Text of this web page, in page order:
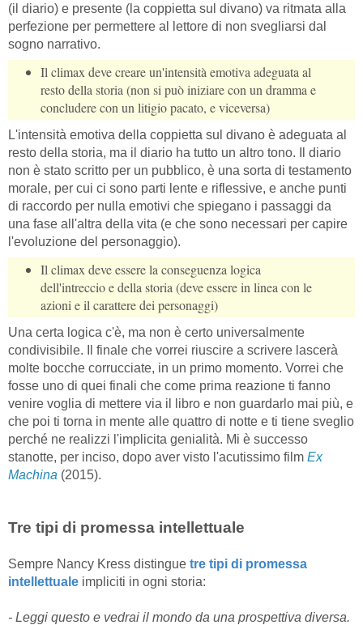
(il diario) e presente (la coppietta sul divano) va ritmata alla
perfezione per permettere al lettore di non svegliarsi dal
sogno narrativo.
Il climax deve creare un'intensità emotiva adeguata al
resto della storia (non si può iniziare con un dramma e
concludere con un litigio pacato, e viceversa)
L'intensità emotiva della coppietta sul divano è adeguata al
resto della storia, ma il diario ha tutto un altro tono. Il diario
non è stato scritto per un pubblico, è una sorta di testamento
morale, per cui ci sono parti lente e riflessive, e anche punti
di raccordo per nulla emotivi che spiegano i passaggi da
una fase all'altra della vita (e che sono necessari per capire
l'evoluzione del personaggio).
Il climax deve essere la conseguenza logica
dell'intreccio e della storia (deve essere in linea con le
azioni e il carattere dei personaggi)
Una certa logica c'è, ma non è certo universalmente
condivisibile. Il finale che vorrei riuscire a scrivere lascerà
molte bocche corrucciate, in un primo momento. Vorrei che
fosse uno di quei finali che come prima reazione ti fanno
venire voglia di mettere via il libro e non guardarlo mai più, e
che poi ti torna in mente alle quattro di notte e ti tiene sveglio
perché ne realizzi l'implicita genialità. Mi è successo
stanotte, per inciso, dopo aver visto l'acutissimo film Ex
Machina (2015).
Tre tipi di promessa intellettuale
Sempre Nancy Kress distingue tre tipi di promessa
intellettuale impliciti in ogni storia:
- Leggi questo e vedrai il mondo da una prospettiva diversa.